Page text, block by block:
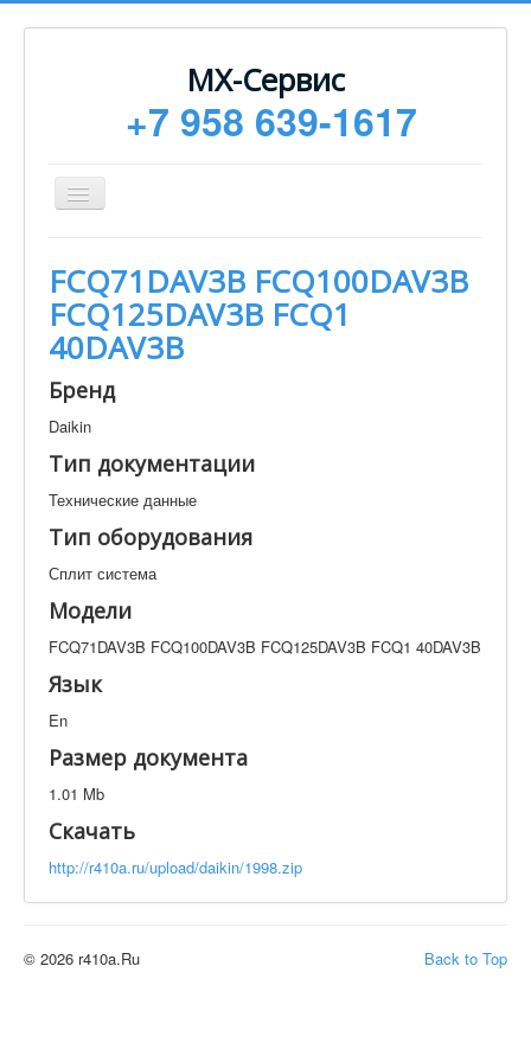
МХ-Сервис
+7 958 639-1617
Toggle
Navigation
Монтаж
Сервисное обслуживание
Новости
Контакты
Техническая документация
FCQ71DAV3B FCQ100DAV3B FCQ125DAV3B FCQ1
Искать
FCQ71DAV3B FCQ100DAV3B
FCQ125DAV3B FCQ1
40DAV3B
Бренд
Daikin
Тип документации
Технические данные
Тип оборудования
Сплит система
Модели
FCQ71DAV3B FCQ100DAV3B FCQ125DAV3B FCQ1 40DAV3B
Язык
En
Размер документа
1.01 Mb
Скачать
http://r410a.ru/upload/daikin/1998.zip
Back to Top
© 2026 r410a.Ru